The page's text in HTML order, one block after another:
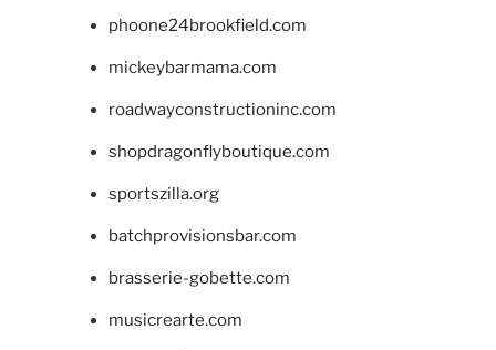
phoone24brookfield.com
mickeybarmama.com
roadwayconstructioninc.com
shopdragonflyboutique.com
sportszilla.org
batchprovisionsbar.com
brasserie-gobette.com
musicrearte.com